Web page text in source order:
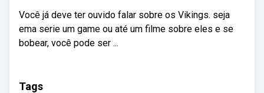
Você já deve ter ouvido falar sobre os Vikings. seja
ema serie um game ou até um filme sobre eles e se
bobear, você pode ser ...
Tags